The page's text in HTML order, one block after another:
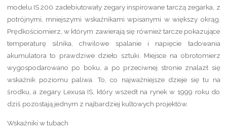
modelu IS 200 zadebiutowały zegary inspirowane tarczą zegarka, z
potrójnymi, mniejszymi wskaźnikami wpisanymi w większy okrąg.
Prędkościomierz, w którym zawierają się również tarcze pokazujące
temperaturę silnika, chwilowe spalanie i napięcie ładowania
akumulatora to prawdziwe dzieło sztuki. Miejsce na obrotomierz
wygospodarowano po boku, a po przeciwnej stronie znalazł się
wskaźnik poziomu paliwa. To, co najważniejsze dzieje się tu na
środku, a zegary Lexusa IS, który wszedł na rynek w 1999 roku do
dziś pozostają jednym z najbardziej kultowych projektów.
Wskaźniki w tubach